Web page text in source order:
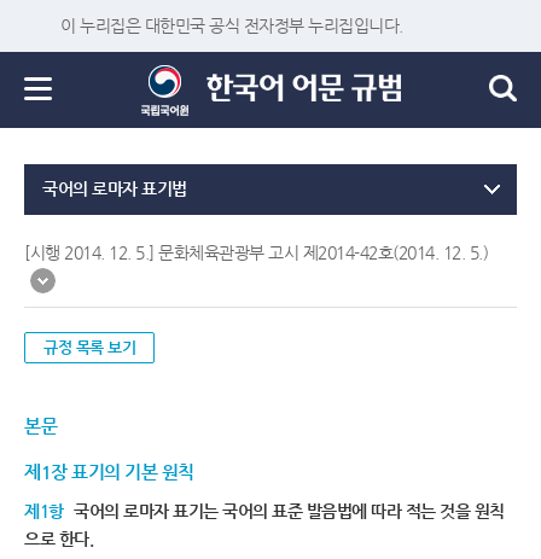
이 누리집은 대한민국 공식 전자정부 누리집입니다.
국어의 로마자 표기법
[시행 2014. 12. 5.] 문화체육관광부 고시 제2014-42호(2014. 12. 5.)
규정 목록 보기
본문
제1장 표기의 기본 원칙
제1항 국어의 로마자 표기는 국어의 표준 발음법에 따라 적는 것을 원칙
으로 한다.